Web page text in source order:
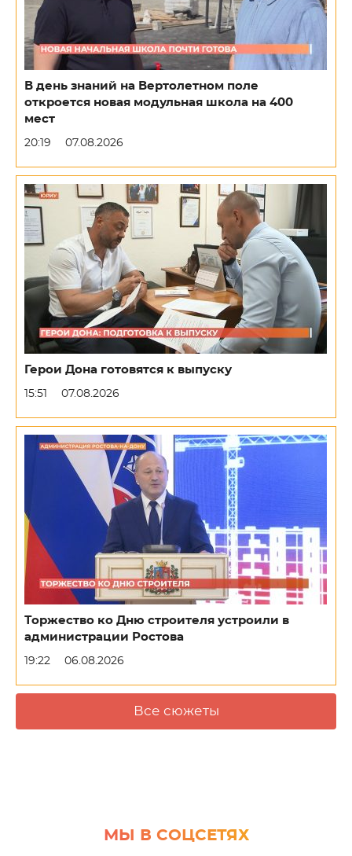
В день знаний на Вертолетном поле
откроется новая модульная школа на 400
мест
20:19 07.08.2026
Герои Дона готовятся к выпуску
15:51 07.08.2026
Торжество ко Дню строителя устроили в
администрации Ростова
19:22 06.08.2026
Все сюжеты
МЫ В СОЦСЕТЯХ